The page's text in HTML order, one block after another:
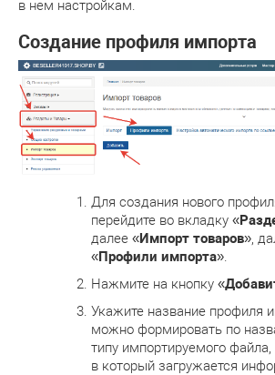
в нем настройкам.
Создание профиля импорта
Для создания нового
перейдите во вкладку «
далее «Импорт товаров»,
«Профили импорта».
Нажмите на кнопку «
Укажите название профиля
можно формировать по
типу импортируемого файла,
в который загружается